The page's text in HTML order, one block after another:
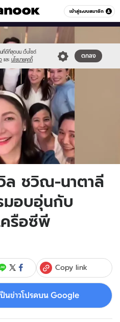
เข้าสู่ระบบสมาชิก
หมวดอื่นๆ
นที่ดีที่สุดบน เว็บไซต์
และ นโยบายคุกกี้
ตกลง
555-
ล ชวิณ-นาตาลี
มอบอุ่นกับ
ครือซีพี
Copy link
นข่าวโปรดบน Google